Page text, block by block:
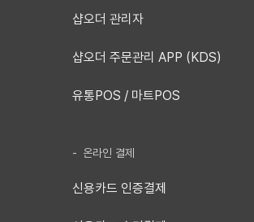
샵오더 관리자
샵오더 주문관리 APP (KDS)
유통POS / 마트POS
- 온라인 결제
신용카드 인증결제